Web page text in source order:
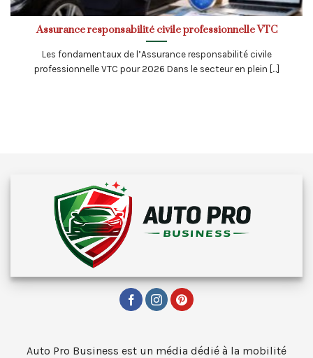
Assurance responsabilité civile professionnelle VTC
Les fondamentaux de l’Assurance responsabilité civile
professionnelle VTC pour 2026 Dans le secteur en plein [...]
Auto Pro Business est un média dédié à la mobilité